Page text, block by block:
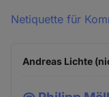
Netiquette für
Andreas Lichte